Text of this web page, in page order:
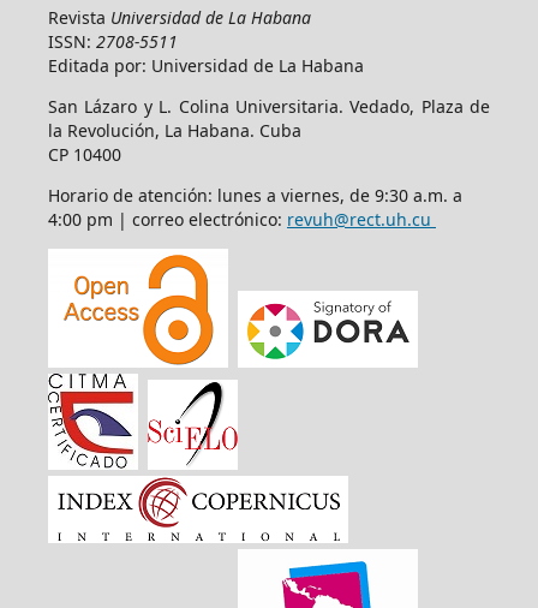
Revista Universidad de La Habana
ISSN: 2708-5511
Editada por: Universidad de La Habana
San Lázaro y L. Colina Universitaria. Vedado, Plaza de
la Revolución, La Habana. Cuba
CP 10400
Horario de atención: lunes a viernes, de 9:30 a.m. a
4:00 pm | correo electrónico: revuh@rect.uh.cu